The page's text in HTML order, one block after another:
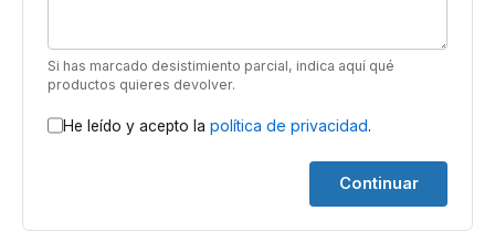
Si has marcado desistimiento parcial, indica aquí qué
productos quieres devolver.
He leído y acepto lapolítica de privacidad.
Continuar